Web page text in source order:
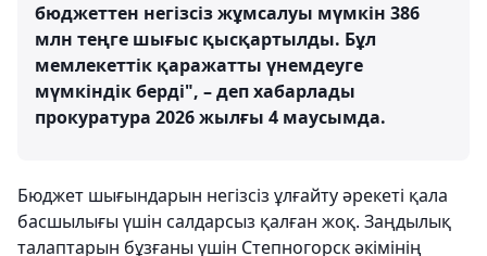
бюджеттен негізсіз жұмсалуы мүмкін 386
млн теңге шығыс қысқартылды. Бұл
мемлекеттік қаражатты үнемдеуге
мүмкіндік берді", – деп хабарлады
прокуратура 2026 жылғы 4 маусымда.
Бюджет шығындарын негізсіз ұлғайту әрекеті қала
басшылығы үшін салдарсыз қалған жоқ. Заңдылық
талаптарын бұзғаны үшін Степногорск әкімінің